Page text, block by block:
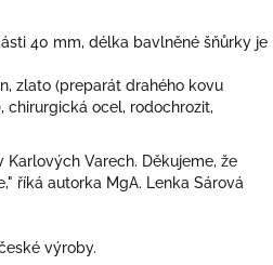
40 mm, délka bavlněné šňůrky je
zlato (preparát drahého kovu
chirurgická ocel, rodochrozit,
Varech. Děkujeme, že
říká autorka MgA. Lenka Sárová
výroby.